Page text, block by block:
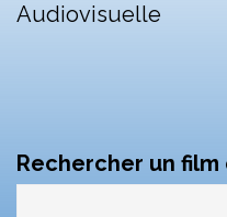
Audiovisuelle
Rechercher un